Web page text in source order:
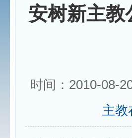
安树新主教
时间：2010-08-
主教